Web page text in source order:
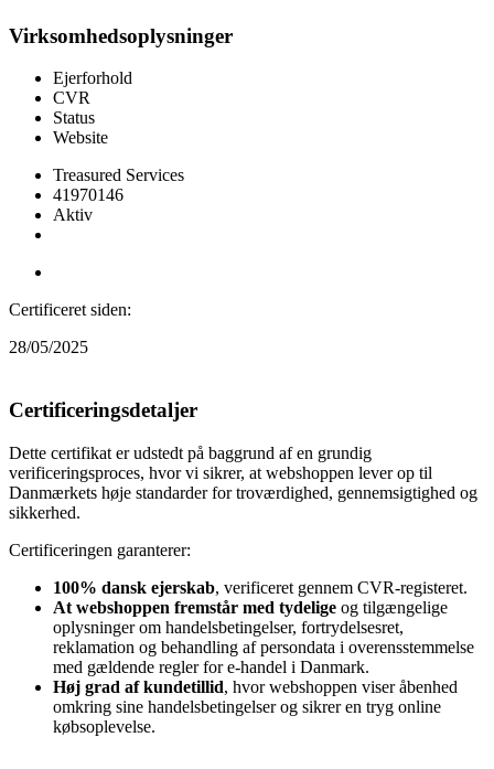
Virksomhedsoplysninger
Ejerforhold
CVR
Status
Website
Treasured Services
41970146
Aktiv
Certificeret siden:
28/05/2025
Certificeringsdetaljer
Dette certifikat er udstedt på baggrund af en grundig
verificeringsproces, hvor vi sikrer, at webshoppen lever op til
Danmærkets høje standarder for troværdighed, gennemsigtighed og
sikkerhed.
Certificeringen garanterer:
100% dansk ejerskab, verificeret gennem CVR-registeret.
At webshoppen fremstår med tydelige og tilgængelige
oplysninger om handelsbetingelser, fortrydelsesret,
reklamation og behandling af persondata i overensstemmelse
med gældende regler for e-handel i Danmark.
Høj grad af kundetillid, hvor webshoppen viser åbenhed
omkring sine handelsbetingelser og sikrer en tryg online
købsoplevelse.